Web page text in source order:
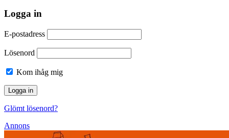
Logga in
E-postadress
Lösenord
Kom ihåg mig
Glömt lösenord?
Annons